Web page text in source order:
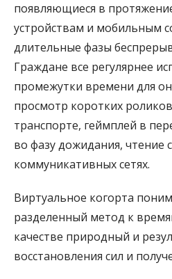
появляющиеся в
устройствам и мобильным
длительные фазы
Граждане все регулярнее
промежутки времени для
просмотр коротких
транспорте, геймплей в
во фазу дожидания, чтение
коммуникативных сетях.
Виртуальное когорта
разделенный метод к
качестве природный и
восстановления сил и